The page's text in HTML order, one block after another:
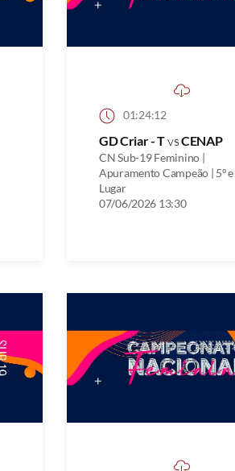
01:24:12
GD Criar - TvsCENAP
CN Sub-19 Feminino |
Apuramento Campeão | 5º e
Lugar
07/06/2026 13:30